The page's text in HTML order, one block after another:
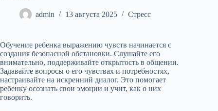
admin 13 августа 2025 Стресс
Обучение ребенка выражению чувств начинается с
создания безопасной обстановки. Слушайте его
внимательно, поддерживайте открытость в общении.
Задавайте вопросы о его чувствах и потребностях,
настраивайте на искренний диалог. Это помогает
ребенку осознать свои эмоции и учит, как о них
говорить.